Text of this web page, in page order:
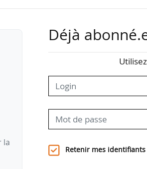
délais de transmission pour
applicables aux périodes
pour les différents cas ».
et supprime des
la
Déjà
Retenir mes identifiants